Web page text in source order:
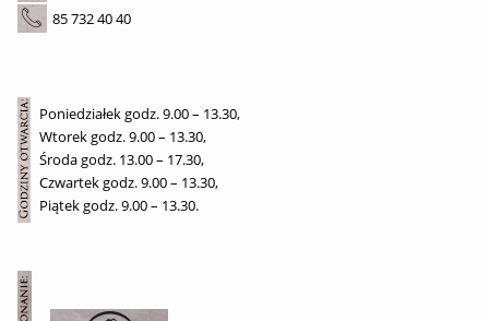
85 732 40 40
Poniedziałek godz. 9.00 – 13.30,
Wtorek godz. 9.00 – 13.30,
Środa godz. 13.00 – 17.30,
Czwartek godz. 9.00 – 13.30,
Piątek godz. 9.00 – 13.30.